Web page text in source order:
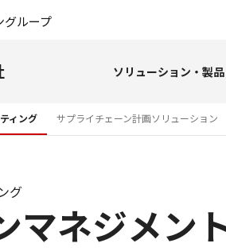
グループ
ソリューション・製品
ィング サプライチェーン計画ソリューション
マネジメン
グ